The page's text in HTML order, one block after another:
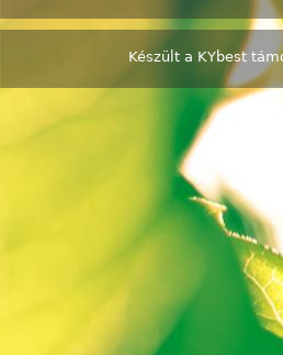
Készült a KYbest